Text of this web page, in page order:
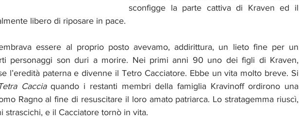
sconfigge la parte cattiva di Kraven ed il
libero di riposare in pace.
essere al proprio posto avevamo, addirittura, un lieto fine per un
personaggi son duri a morire. Nei primi anni 90 uno dei figli di Kraven,
l’eredità paterna e divenne il Tetro Cacciatore. Ebbe un vita molto breve. Si
Caccia quando i restanti membri della famiglia Kravinoff ordirono una
Ragno al fine di resuscitare il loro amato patriarca. Lo stratagemma riuscì,
strascichi, e il Cacciatore tornò in vita.